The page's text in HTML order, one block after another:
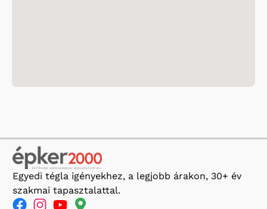
Egyedi tégla igényekhez, a legjobb árakon, 30+ év
szakmai tapasztalattal.